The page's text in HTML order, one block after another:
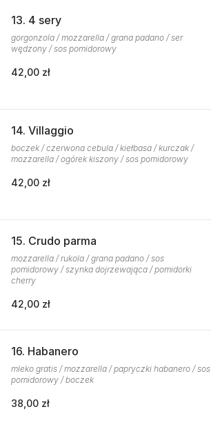
13. 4 sery
gorgonzola / mozzarella / grana padano / ser
wędzony / sos pomidorowy
42,00 zł
14. Villaggio
boczek / czerwona cebula / kiełbasa / kurczak /
mozzarella / ogórek kiszony / sos pomidorowy
42,00 zł
15. Crudo parma
mozzarella / rukola / grana padano / sos
pomidorowy / szynka dojrzewająca / pomidorki
cherry
42,00 zł
16. Habanero
mleko gratis / mozzarella / papryczki habanero / sos
pomidorowy / boczek
38,00 zł